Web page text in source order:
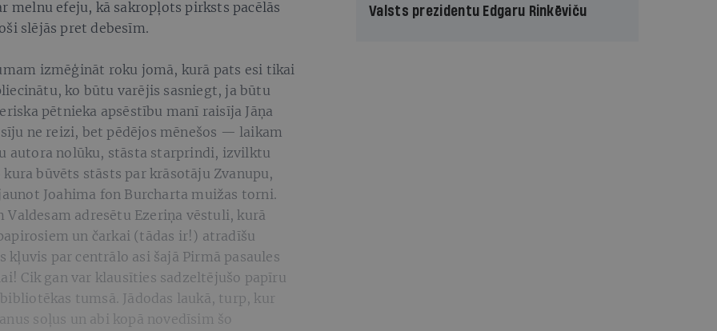
melnu efeju, kā sakropļots pirksts pacēlās
slējās pret debesīm.
izmēģināt roku jomā, kurā pats esi tikai
ko būtu varējis sasniegt, ja būtu
pētnieka apsēstību manī raisīja Jāņa
ne reizi, bet pēdējos mēnešos — laikam
autora nolūku, stāsta starprindi, izvilktu
būvēts stāsts par krāsotāju Zvanupu,
Joahima fon Burcharta muižas torni.
adresētu Ezeriņa vēstuli, kurā
un čarkai (tādas ir!) atradīšu
kļuvis par centrālo asi šajā Pirmā pasaules
Cik gan var klausīties sadzeltējušo papīru
tumsā. Jādodas laukā, turp, kur
soļus un abi kopā novedīsim šo
Valsts prezidentu Edgaru Rinkēviču